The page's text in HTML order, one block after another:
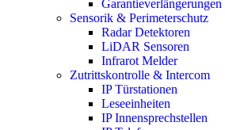
Garantieverlängerungen
Sensorik & Perimeterschutz
Radar Detektoren
LiDAR Sensoren
Infrarot Melder
Zutrittskontrolle & Intercom
IP Türstationen
Leseeinheiten
IP Innensprechstellen